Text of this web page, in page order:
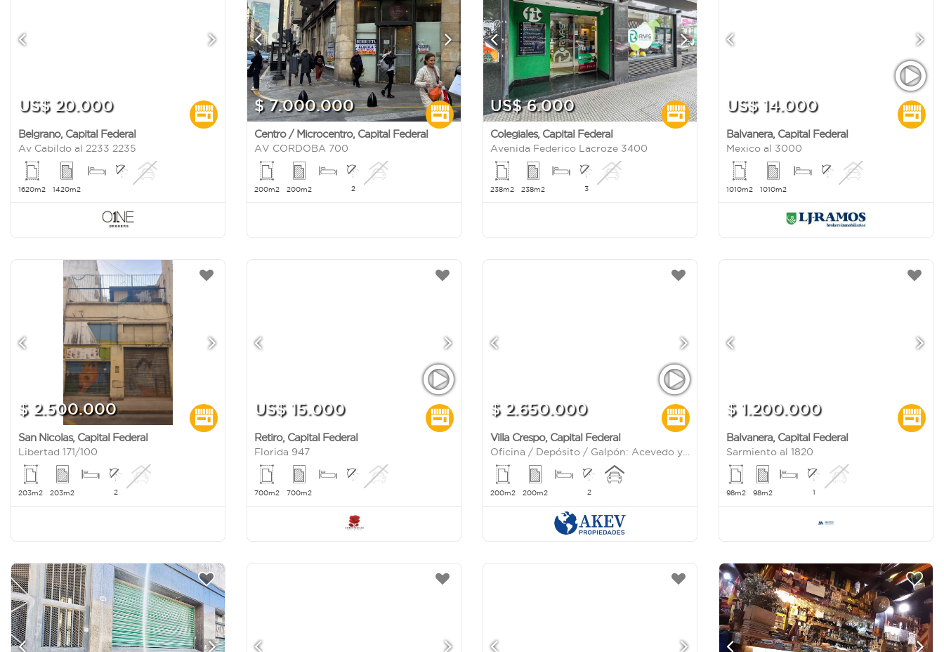
US$ 20.000
Belgrano, Capital Federal
Av Cabildo al 2233 2235
1620m2 1420m2
$ 7.000.000
Centro / Microcentro, Capital Federal
AV CORDOBA 700
200m2 200m2 2
US$ 6.000
Colegiales, Capital Federal
Avenida Federico Lacroze 3400
238m2 238m2 3
US$ 14.000
Balvanera, Capital Federal
Mexico al 3000
1010m2 1010m2
$ 2.500.000
San Nicolas, Capital Federal
Libertad 171/100
203m2 203m2 2
US$ 15.000
Retiro, Capital Federal
Florida 947
700m2 700m2
$ 2.650.000
Villa Crespo, Capital Federal
200m2 200m2 2
$ 1.200.000
Balvanera, Capital Federal
Sarmiento al 1820
98m2 98m2 1